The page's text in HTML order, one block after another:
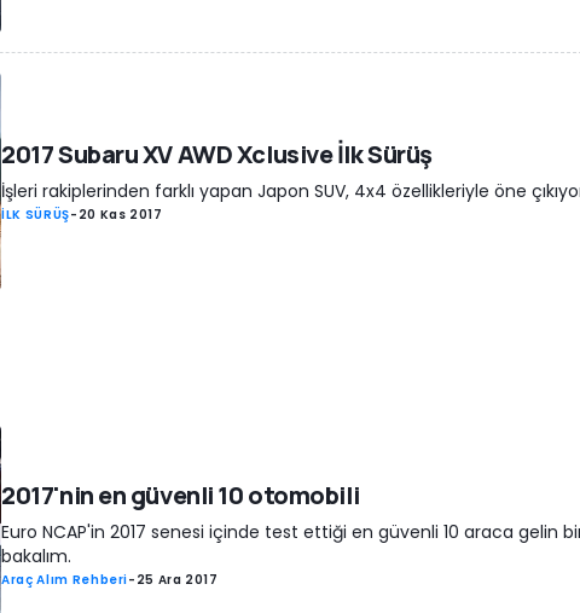
2017 Subaru XV AWD Xclusive İlk Sürüş
İşleri rakiplerinden farklı yapan Japon SUV, 4x4 özellikleriyle öne
İLK SÜRÜŞ- 20 Kas 2017
2017'nin en güvenli 10 otomobili
Euro NCAP'in 2017 senesi içinde test ettiği en güvenli 10 araca gelin
bakalım.
Araç Alım Rehberi- 25 Ara 2017